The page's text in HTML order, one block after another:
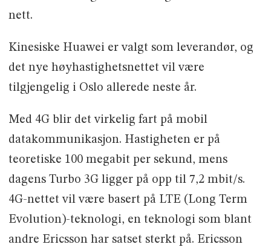
nett.
Kinesiske Huawei er valgt som leverandør, og
det nye høyhastighetsnettet vil være
tilgjengelig i Oslo allerede neste år.
Med 4G blir det virkelig fart på mobil
datakommunikasjon. Hastigheten er på
teoretiske 100 megabit per sekund, mens
dagens Turbo 3G ligger på opp til 7,2 mbit/s.
4G-nettet vil være basert på LTE (Long Term
Evolution)-teknologi, en teknologi som blant
andre Ericsson har satset sterkt på. Ericsson